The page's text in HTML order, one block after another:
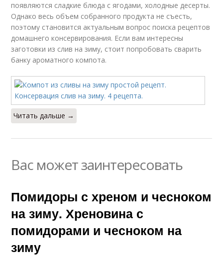
появляются сладкие блюда с ягодами, холодные десерты.
Однако весь объем собранного продукта не съесть,
поэтому становится актуальным вопрос поиска рецептов
домашнего консервирования. Если вам интересны
заготовки из слив на зиму, стоит попробовать сварить
банку ароматного компота.
Читать дальше →
Вас может заинтересовать
Помидоры с хреном и чесноком
на зиму. Хреновина с
помидорами и чесноком на
зиму